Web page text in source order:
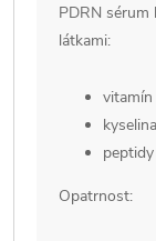
PDRN
látkami:
Opatrnost: